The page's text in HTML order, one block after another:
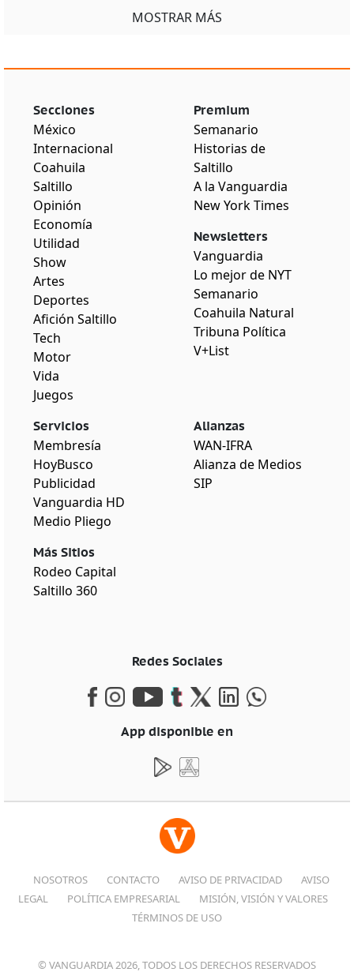
MOSTRAR MÁS
Secciones
México
Internacional
Coahuila
Saltillo
Opinión
Economía
Utilidad
Show
Artes
Deportes
Afición Saltillo
Tech
Motor
Vida
Juegos
Premium
Semanario
Historias de
Saltillo
A la Vanguardia
New York Times
Newsletters
Vanguardia
Lo mejor de NYT
Semanario
Coahuila Natural
Tribuna Política
V+List
Servicios
Membresía
HoyBusco
Publicidad
Vanguardia HD
Medio Pliego
Más Sitios
Rodeo Capital
Saltillo 360
Alianzas
WAN-IFRA
Alianza de Medios
SIP
Redes Sociales
App disponible en
NOSOTROS CONTACTO AVISO DE PRIVACIDAD
AVISO
LEGAL
POLÍTICA EMPRESARIAL
MISIÓN, VISIÓN Y VALORES
TÉRMINOS DE USO
© VANGUARDIA 2026, TODOS LOS DERECHOS RESERVADOS